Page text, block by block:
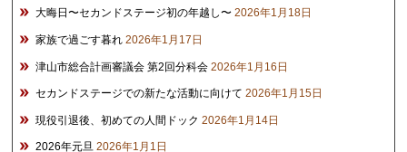
大晦日〜セカンドステージ初の年越し〜 2026年1月18日
家族で過ごす暮れ 2026年1月17日
津山市総合計画審議会 第2回分科会 2026年1月16日
セカンドステージでの新たな活動に向けて 2026年1月15日
現役引退後、初めての人間ドック 2026年1月14日
2026年元旦 2026年1月1日